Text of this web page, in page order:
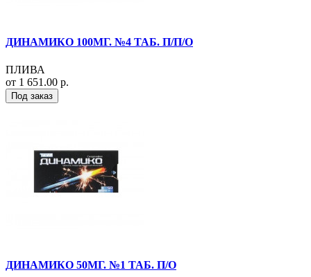
ДИНАМИКО 100МГ. №4 ТАБ. П/П/О
ПЛИВА
от 1 651.00 р.
Под заказ
ДИНАМИКО 50МГ. №1 ТАБ. П/О